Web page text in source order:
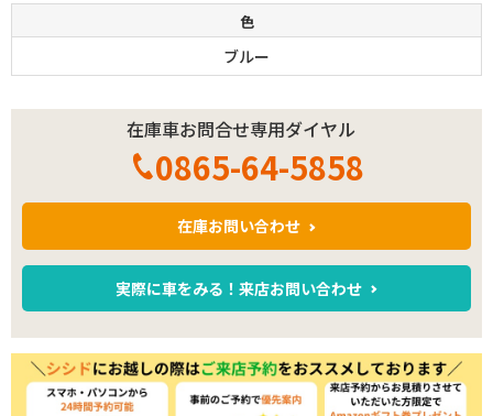
色
ブルー
在庫車お問合せ専用ダイヤル
0865-64-5858
在庫お問い合わせ
実際に車をみる！来店お問い合わせ